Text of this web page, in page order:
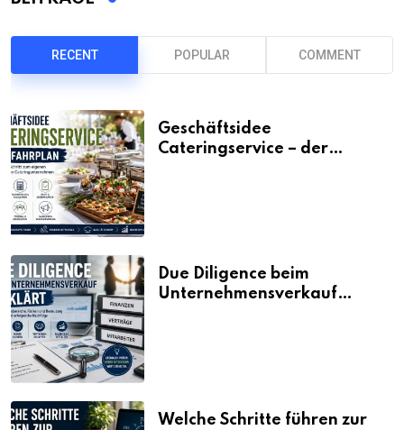
RECENT POPULAR COMMENT
Geschäftsidee
Cateringservice – der
Due Diligence beim
Unternehmensverkauf
Welche Schritte führen zur